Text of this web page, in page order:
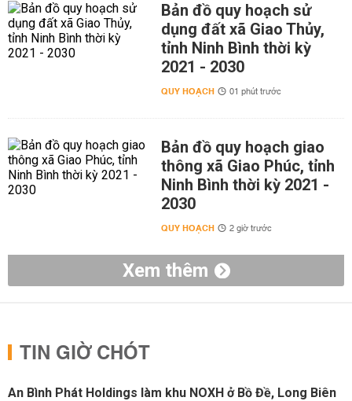
Bản đồ quy hoạch sử
dụng đất xã Giao Thủy,
tỉnh Ninh Bình thời kỳ
2021 - 2030
QUY HOẠCH 01 phút trước
Bản đồ quy hoạch giao
thông xã Giao Phúc, tỉnh
Ninh Bình thời kỳ 2021 -
2030
QUY HOẠCH 2 giờ trước
Xem thêm
TIN GIỜ CHÓT
An Bình Phát Holdings làm khu NOXH ở Bồ Đề, Long Biên